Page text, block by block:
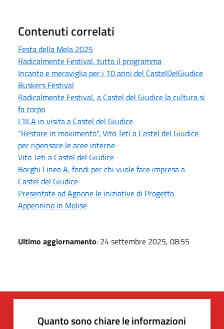
Contenuti correlati
Festa della Mela 2025
Radicalmente Festival, tutto il programma
Incanto e meraviglia per i 10 anni del CastelDelGiudice
Buskers Festival
Radicalmente Festival, a Castel del Giudice la cultura si
fa corpo
L’IILA in visita a Castel del Giudice
"Restare in movimento", Vito Teti a Castel del Giudice
per ripensare le aree interne
Vito Teti a Castel del Giudice
Borghi Linea A, fondi per chi vuole fare impresa a
Castel del Giudice
Presentate ad Agnone le iniziative di Progetto
Appennino in Molise
Ultimo aggiornamento: 24 settembre 2025, 08:55
Quanto sono chiare le informazioni